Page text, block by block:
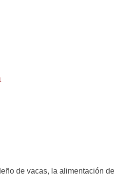
de vacas, la alimentación